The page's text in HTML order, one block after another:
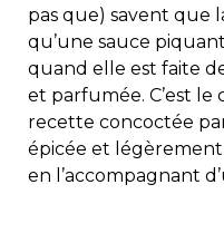
pas que) savent que
qu’une sauce
quand elle est faite
et parfumée. C’est
recette concoctée
épicée et légèrement
en l’accompagnant